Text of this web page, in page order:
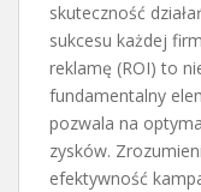
skuteczność
sukcesu każdej
reklamę (ROI) to
fundamentalny
pozwala na
zysków.
efektywność